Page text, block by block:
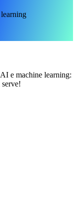
e machine learning: